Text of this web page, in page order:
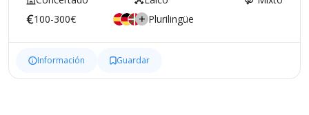
100-300€
Plurilingüe
Información Guardar